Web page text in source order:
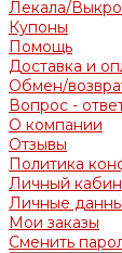
Лекала/
Купоны
Помощь
Доставка и
Обмен/
Вопрос -
О компании
Отзывы
Политика
Личный
Личные
Мои заказы
Сменить